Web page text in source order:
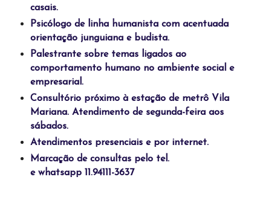
casais.
Psicólogo de linha humanista com acentuada
orientação junguiana e budista.
Palestrante sobre temas ligados ao
comportamento humano no ambiente social e
empresarial.
Consultório próximo à estação de metrô Vila
Mariana. Atendimento de segunda-feira aos
sábados.
Atendimentos presenciais e por internet.
Marcação de consultas pelo tel.
e whatsapp 11.94111-3637